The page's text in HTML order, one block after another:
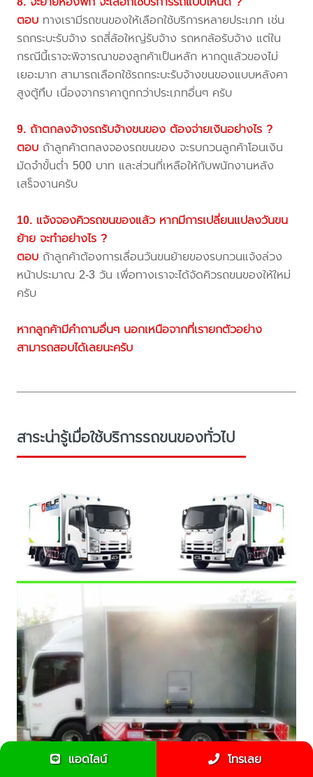
ตอบ ทางเรามีรถขนของให้เลือกใช้บริการหลายประเภท เช่น
รถกระบะรับจ้าง รถสี่ล้อใหญ่รับจ้าง รถหกล้อรับจ้าง แต่ใน
กรณีนี้เราจะพิจารณาของลูกค้าเป็นหลัก หากดูแล้วของไม่
เยอะมาก สามารถเลือกใช้รถกระบะรับจ้างขนของแบบหลังคา
สูงตู้ทึบ เนื่องจากราคาถูกกว่าประเภทอื่นๆ ครับ
9. ถ้าตกลงจ้างรถรับจ้างขนของ ต้องจ่ายเงินอย่างไร ?
ตอบ ถ้าลูกค้าตกลงจองรถขนของ จะรบกวนลูกค้าโอนเงิน
มัดจำขั้นต่ำ 500 บาท และส่วนที่เหลือให้กับพนักงานหลัง
เสร็จงานครับ
10. แจ้งจองคิวรถขนของแล้ว หากมีการเปลี่ยนแปลงวันขน
ย้าย จะทำอย่างไร ?
ตอบ ถ้าลูกค้าต้องการเลื่อนวันขนย้ายของรบกวนแจ้งล่วง
หน้าประมาณ 2-3 วัน เพื่อทางเราจะได้จัดคิวรถขนของให้ใหม่
ครับ
หากลูกค้ามีคำถามอื่นๆ นอกเหนือจากที่เรายกตัวอย่าง
สามารถสอบได้เลยนะครับ
สาระน่ารู้เมื่อใช้บริการรถขนของทั่วไป
แอดไลน์ โทรเลย